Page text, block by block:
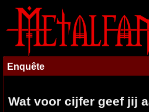
Enquête
Wat voor cijfer geef jij